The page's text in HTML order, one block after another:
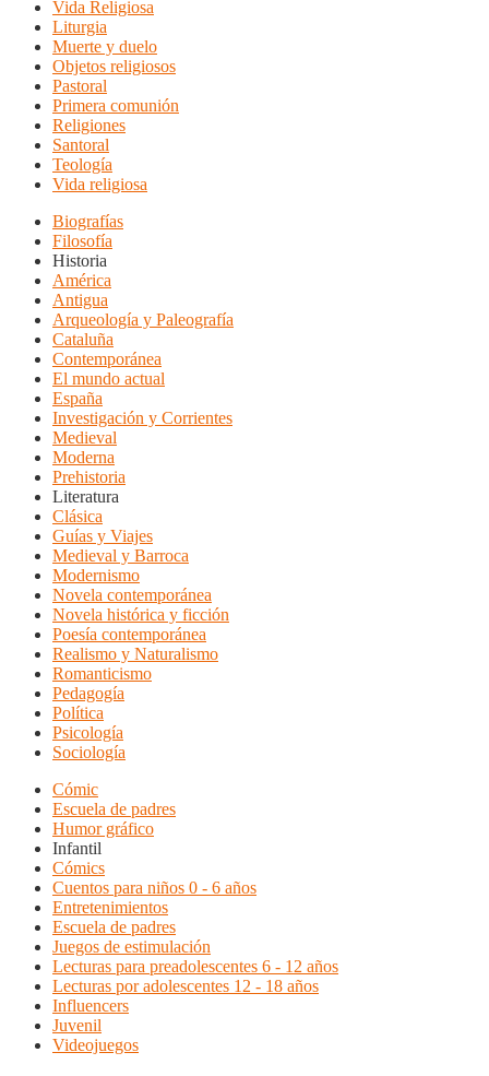
Vida Religiosa
Liturgia
Muerte y duelo
Objetos religiosos
Pastoral
Primera comunión
Religiones
Santoral
Teología
Vida religiosa
Biografías
Filosofía
Historia
América
Antigua
Arqueología y Paleografía
Cataluña
Contemporánea
El mundo actual
España
Investigación y Corrientes
Medieval
Moderna
Prehistoria
Literatura
Clásica
Guías y Viajes
Medieval y Barroca
Modernismo
Novela contemporánea
Novela histórica y ficción
Poesía contemporánea
Realismo y Naturalismo
Romanticismo
Pedagogía
Política
Psicología
Sociología
Cómic
Escuela de padres
Humor gráfico
Infantil
Cómics
Cuentos para niños 0 - 6 años
Entretenimientos
Escuela de padres
Juegos de estimulación
Lecturas para preadolescentes 6 - 12 años
Lecturas por adolescentes 12 - 18 años
Influencers
Juvenil
Videojuegos